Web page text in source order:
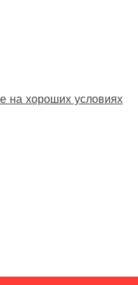
на хороших условиях